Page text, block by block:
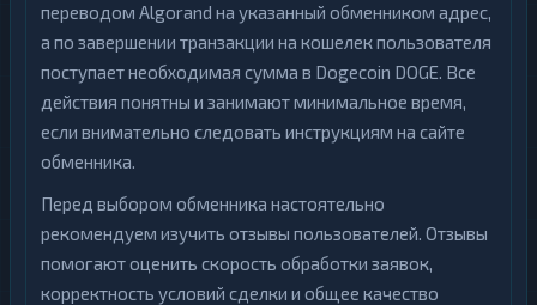
переводом Algorand на указанный обменником адрес,
а по завершении транзакции на кошелек пользователя
поступает необходимая сумма в Dogecoin DOGE. Все
действия понятны и занимают минимальное время,
если внимательно следовать инструкциям на сайте
обменника.
Перед выбором обменника настоятельно
рекомендуем изучить отзывы пользователей. Отзывы
помогают оценить скорость обработки заявок,
корректность условий сделки и общее качество